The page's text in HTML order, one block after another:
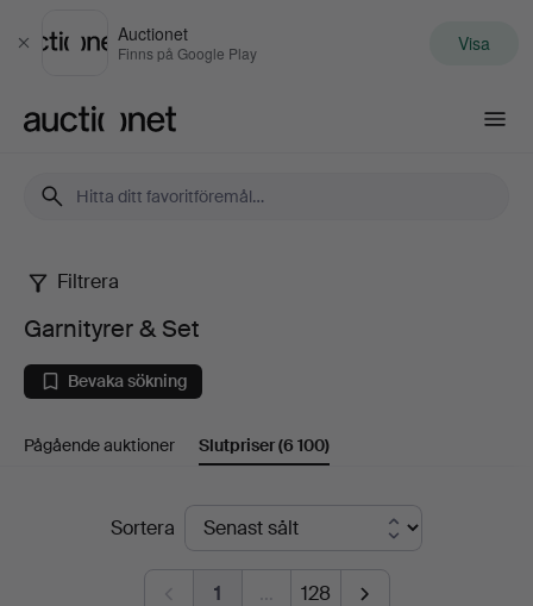
Stäng
Auctionet
Finns på Google Play Visa
Garnityrer
Set
Filtrera
Garnityrer & Set
Bevaka sökning
Pågående auktioner Slutpriser(6 100)
SlutpriserSortera
1 … 128